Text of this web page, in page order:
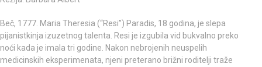
Beč, 1777. Maria Theresia (“Resi”) Paradis, 18 godina, je slepa
pijanistkinja izuzetnog talenta. Resi je izgubila vid bukvalno preko
noći kada je imala tri godine. Nakon nebrojenih neuspelih
medicinskih eksperimenata, njeni preterano brižni roditelji traže